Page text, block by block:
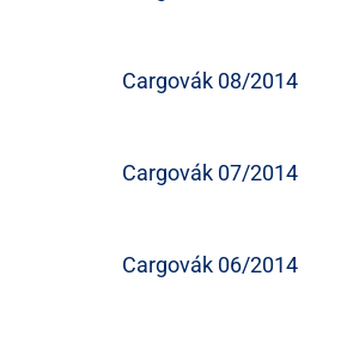
Cargovák 08/2014
Cargovák 07/2014
Cargovák 06/2014